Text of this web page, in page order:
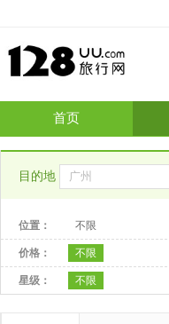
首页
目的地
位置： 不限
价格： 不限
星级： 不限